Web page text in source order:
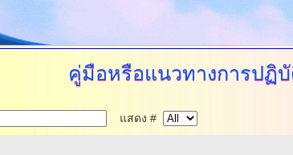
คู่มือหรือแนวทางการปฏิ
แสดง #